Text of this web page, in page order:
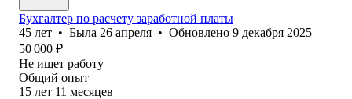
Бухгалтер по расчету заработной платы
45 лет • Была 26 апреля • Обновлено 9 декабря 2025
50 000 ₽
Не ищет работу
Общий опыт
15 лет 11 месяцев